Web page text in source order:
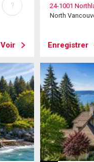
Voir
?
24-1001
North
Enregistrer